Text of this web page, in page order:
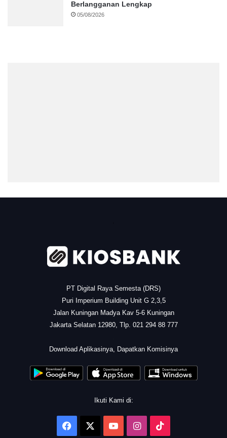
Berlangganan Lengkap
05/08/2026
PT Digital Raya Semesta (DRS)
Puri Imperium Building Unit G 2,3,5
Jalan Kuningan Madya Kav 5-6 Kuningan
Jakarta Selatan 12980, Tlp. 021 294 88 777
Download Aplikasinya, Dapatkan Komisinya
Ikuti Kami di:
Facebook YouTubeInstagram